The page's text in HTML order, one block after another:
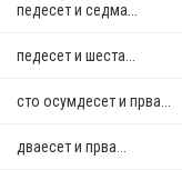
педесет и седма...
педесет и шеста...
сто осумдесет и прва...
дваесет и прва...